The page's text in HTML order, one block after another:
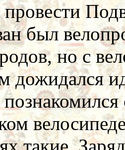
провести
был
но с
дожидался